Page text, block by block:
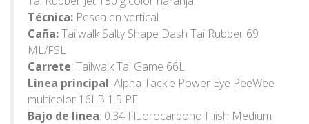
Técnica: Pesca en vertical.
Caña:Tailwalk Salty Shape Dash Tai Rubber 69
ML/FSL
Carrete: Tailwalk Tai Game 66L
Linea principal: Alpha Tackle Power Eye PeeWee
multicolor 16LB 1.5 PE
Bajo de linea: 0.34 Fluorocarbono Fiiish Medium